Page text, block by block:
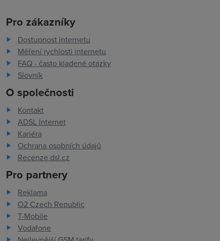
Pro zákazníky
Dostupnost internetu
Měření rychlosti internetu
FAQ - často kladené otázky
Slovník
O společnosti
Kontakt
ADSL Internet
Kariéra
Ochrana osobních údajů
Recenze dsl.cz
Pro partnery
Reklama
O2 Czech Republic
T-Mobile
Vodafone